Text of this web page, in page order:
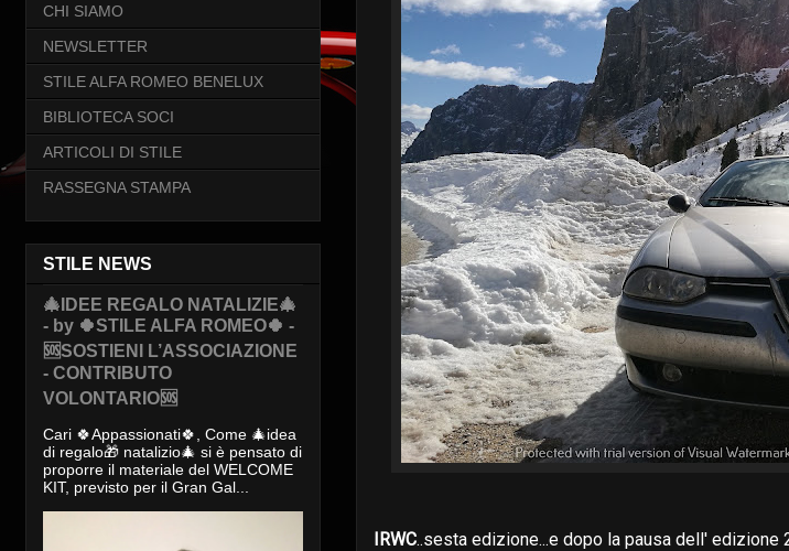
IRWC..sesta edizione...e dopo la pausa dell'
CHI SIAMO
NEWSLETTER
STILE ALFA ROMEO BENELUX
BIBLIOTECA SOCI
ARTICOLI DI STILE
RASSEGNA STAMPA
STILE NEWS
🎄IDEE REGALO NATALIZIE🎄
- by 🍀STILE ALFA ROMEO🍀 -
🆘SOSTIENI L’ASSOCIAZIONE
- CONTRIBUTO
VOLONTARIO🆘
Cari 🍀Appassionati🍀, Come 🎄idea
di regalo🎁 natalizio🎄 si è pensato di
proporre il materiale del WELCOME
KIT, previsto per il Gran Gal...